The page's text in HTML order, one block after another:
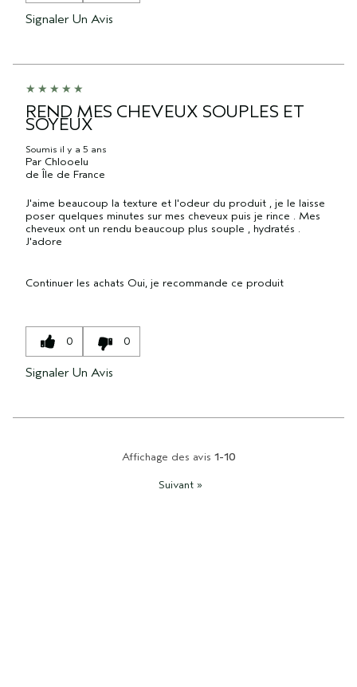
Signaler Un Avis
REND MES CHEVEUX SOUPLES ET
SOYEUX
Soumis il y a 5 ans
Par Chlooelu
de Île de France
J'aime beaucoup la texture et l'odeur du produit , je le laisse
poser quelques minutes sur mes cheveux puis je rince . Mes
cheveux ont un rendu beaucoup plus souple , hydratés .
J'adore
Continuer les achats Oui, je recommande ce produit
0 0
Signaler Un Avis
Affichage des avis 1-10
Suivant »